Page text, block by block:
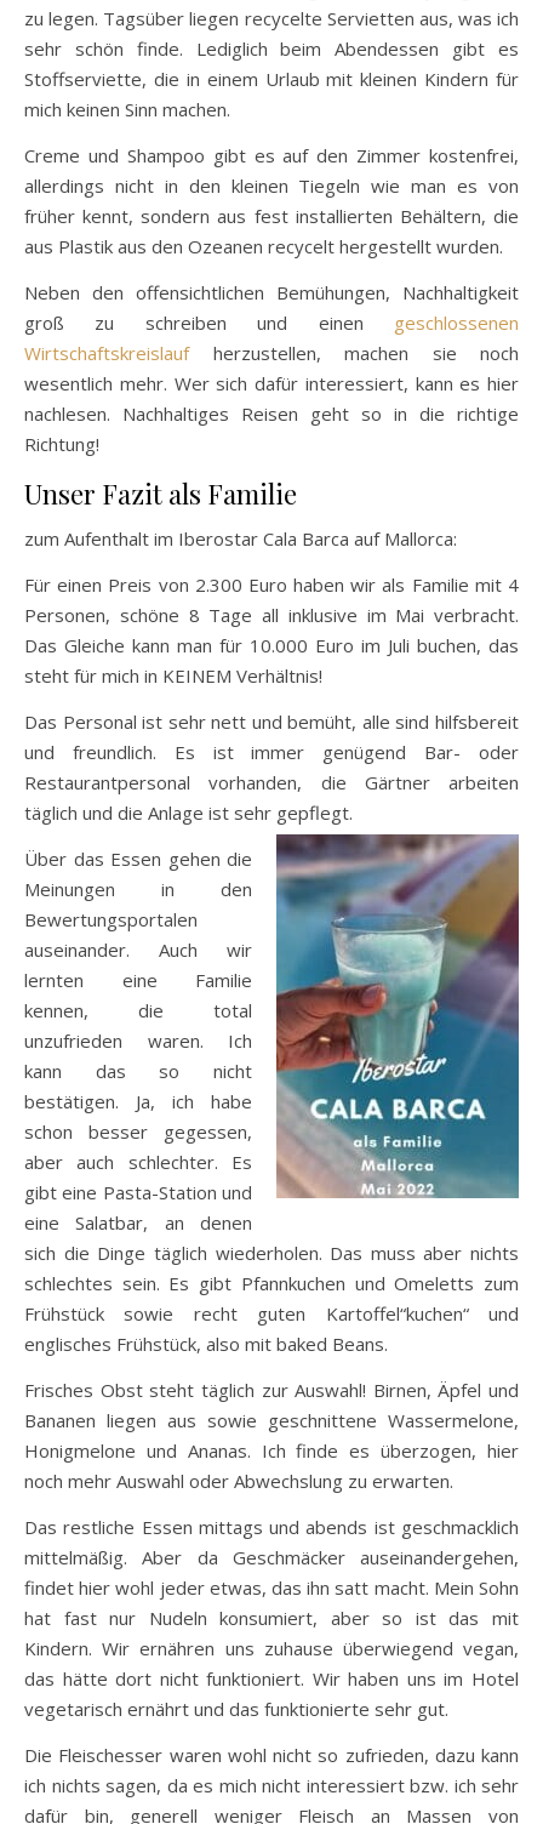
zu legen. Tagsüber liegen recycelte Servietten aus, was ich
sehr schön finde. Lediglich beim Abendessen gibt es
Stoffserviette, die in einem Urlaub mit kleinen Kindern für
mich keinen Sinn machen.
Creme und Shampoo gibt es auf den Zimmer kostenfrei,
allerdings nicht in den kleinen Tiegeln wie man es von
früher kennt, sondern aus fest installierten Behältern, die
aus Plastik aus den Ozeanen recycelt hergestellt wurden.
Neben den offensichtlichen Bemühungen, Nachhaltigkeit
groß zu schreiben und einen geschlossenen
Wirtschaftskreislaufherzustellen, machen sie noch
wesentlich mehr. Wer sich dafür interessiert, kann es hier
nachlesen. Nachhaltiges Reisen geht so in die richtige
Richtung!
Unser Fazit als Familie
zum Aufenthalt im Iberostar Cala Barca auf Mallorca:
Für einen Preis von 2.300 Euro haben wir als Familie mit 4
Personen, schöne 8 Tage all inklusive im Mai verbracht.
Das Gleiche kann man für 10.000 Euro im Juli buchen, das
steht für mich in KEINEM Verhältnis!
Das Personal ist sehr nett und bemüht, alle sind hilfsbereit
und freundlich. Es ist immer genügend Bar- oder
Restaurantpersonal vorhanden, die Gärtner arbeiten
täglich und die Anlage ist sehr gepflegt.
Über das Essen gehen die
Meinungen in den
Bewertungsportalen
auseinander. Auch wir
lernten eine Familie
kennen, die total
unzufrieden waren. Ich
kann das so nicht
bestätigen. Ja, ich habe
schon besser gegessen,
aber auch schlechter. Es
gibt eine Pasta-Station und
eine Salatbar, an denen
sich die Dinge täglich wiederholen. Das muss aber nichts
schlechtes sein. Es gibt Pfannkuchen und Omeletts zum
Frühstück sowie recht guten Kartoffel“kuchen“ und
englisches Frühstück, also mit baked Beans.
Frisches Obst steht täglich zur Auswahl! Birnen, Äpfel und
Bananen liegen aus sowie geschnittene Wassermelone,
Honigmelone und Ananas. Ich finde es überzogen, hier
noch mehr Auswahl oder Abwechslung zu erwarten.
Das restliche Essen mittags und abends ist geschmacklich
mittelmäßig. Aber da Geschmäcker auseinandergehen,
findet hier wohl jeder etwas, das ihn satt macht. Mein Sohn
hat fast nur Nudeln konsumiert, aber so ist das mit
Kindern. Wir ernähren uns zuhause überwiegend vegan,
das hätte dort nicht funktioniert. Wir haben uns im Hotel
vegetarisch ernährt und das funktionierte sehr gut.
Die Fleischesser waren wohl nicht so zufrieden, dazu kann
ich nichts sagen, da es mich nicht interessiert bzw. ich sehr
dafür bin, generell weniger Fleisch an Massen von